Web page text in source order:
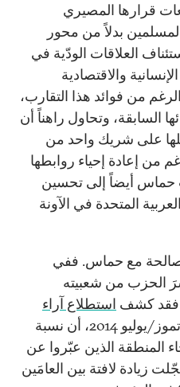
قرارها المصيري
بدلاً من محور
العلاقات الودّية في
والاقتصادية
من فوائد هذا التقارب،
وتحاول راهناً أن
على شريك واحد من
من إعادة إحياء روابطها
حماس أيضاً إلى تحسين
المتحدة في الآونة
مع حماس. ففي
الحزب من شعبيته
فقد كشف استطلاع آراء
في تموز/يوليو 2014، أن نسبة
المنطقة الذين عبّروا عن
زيادة لافتة بين العامَين